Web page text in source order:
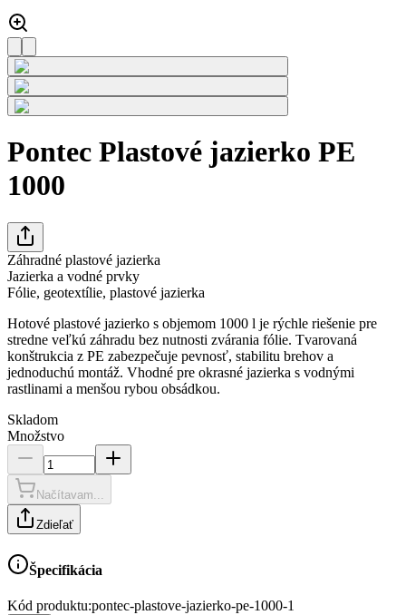
Pontec Plastové jazierko PE
1000
Záhradné plastové jazierka
Jazierka a vodné prvky
Fólie, geotextílie, plastové jazierka
Hotové plastové jazierko s objemom 1000 l je rýchle riešenie pre
stredne veľkú záhradu bez nutnosti zvárania fólie. Tvarovaná
konštrukcia z PE zabezpečuje pevnosť, stabilitu brehov a
jednoduchú montáž. Vhodné pre okrasné jazierka s vodnými
rastlinami a menšou rybou obsádkou.
Skladom
Množstvo
Načítavam...
Zdieľať
Špecifikácia
Kód produktu:pontec-plastove-jazierko-pe-1000-1